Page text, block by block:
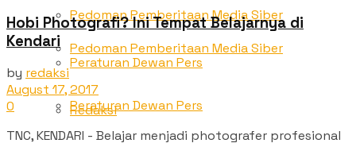
Pedoman Pemberitaan Media Siber
Peraturan Dewan Pers
Pedoman Pemberitaan Media Siber
Peraturan Dewan Pers
Redaksi
Hobi Photografi? Ini Tempat Belajarnya di
Kendari
by redaksi
August 17, 2017
0
TNC, KENDARI - Belajar menjadi photografer profesional